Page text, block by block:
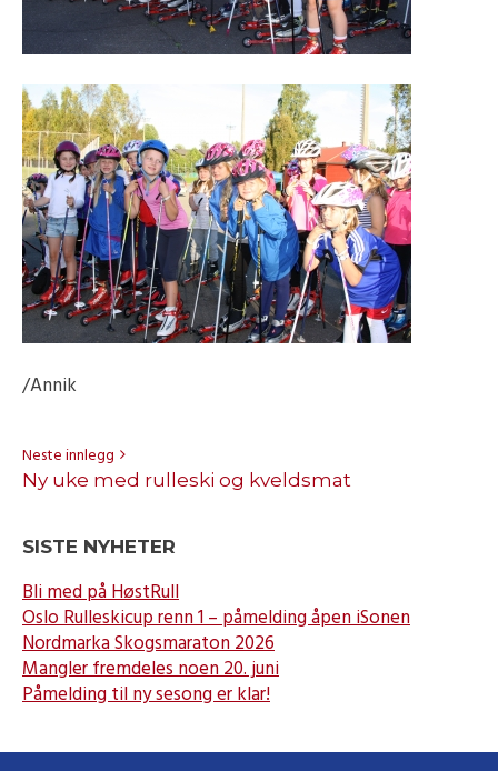
/Annik
Neste innlegg
Ny uke med rulleski og kveldsmat
SISTE NYHETER
Bli med på HøstRull
Oslo Rulleskicup renn 1 – påmelding åpen iSonen
Nordmarka Skogsmaraton 2026
Mangler fremdeles noen 20. juni
Påmelding til ny sesong er klar!